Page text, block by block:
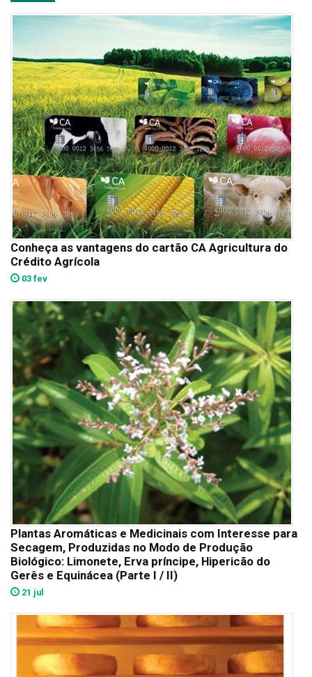
Conheça as vantagens do cartão CA Agricultura do
Crédito Agrícola
03 fev
Plantas Aromáticas e Medicinais com Interesse para
Secagem, Produzidas no Modo de Produção
Biológico: Limonete, Erva príncipe, Hipericão do
Gerês e Equinácea (Parte I / II)
21 jul